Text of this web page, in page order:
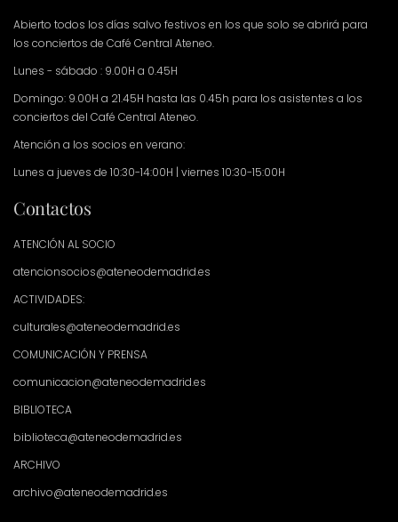
Abierto todos los días salvo festivos en los que solo se abrirá para
los conciertos de Café Central Ateneo.
Lunes - sábado : 9.00H a 0.45H
Domingo: 9.00H a 21.45H hasta las 0.45h para los asistentes a los
conciertos del Café Central Ateneo.
Atención a los socios en verano:
Lunes a jueves de 10:30-14:00H | viernes 10:30-15:00H
Contactos
ATENCIÓN AL SOCIO
atencionsocios@ateneodemadrid.es
ACTIVIDADES:
culturales@ateneodemadrid.es
COMUNICACIÓN Y PRENSA
comunicacion@ateneodemadrid.es
BIBLIOTECA
biblioteca@ateneodemadrid.es
ARCHIVO
archivo@ateneodemadrid.es